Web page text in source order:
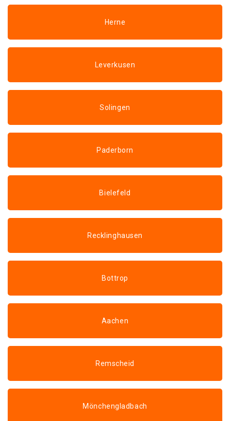
Herne
Leverkusen
Solingen
Paderborn
Bielefeld
Recklinghausen
Bottrop
Aachen
Remscheid
Mönchengladbach